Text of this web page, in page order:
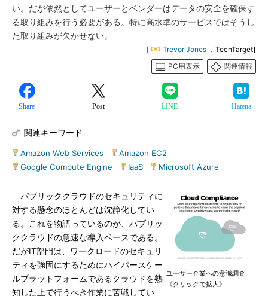
い。だが依然としてユーザーとベンダーはデータの安全を確保す
る取り組みを行う必要がある。特に高水準のサービスではそうし
た取り組みが欠かせない。
[ Trevor Jones ，TechTarget]
PC用表示
関連情報
Share Post LINE Hatena
関連キーワード
Amazon Web Services Amazon EC2
Google Compute Engine
IaaS Microsoft Azure
ユーザー企業への意識調査
《クリックで拡大》
パブリッククラウドのセキュリティに
対する懸念のほとんどは沈静化してい
る。これを物語っているのが、パブリッ
ククラウドの急速な導入ペースである。
だがIT部門は、ワークロードのセキュリ
ティを強固にするためにハイパースケー
ルプラットフォームであるクラウドを熟
知した上で行うべき作業に苦戦してい